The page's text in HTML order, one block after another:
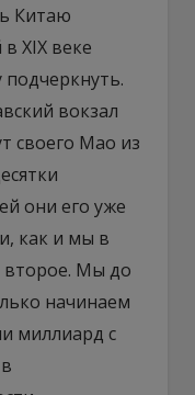
Китаю
XIX веке
вокзал
своего Мао из
они его уже
как и мы в
второе. Мы до
начинаем
миллиард с